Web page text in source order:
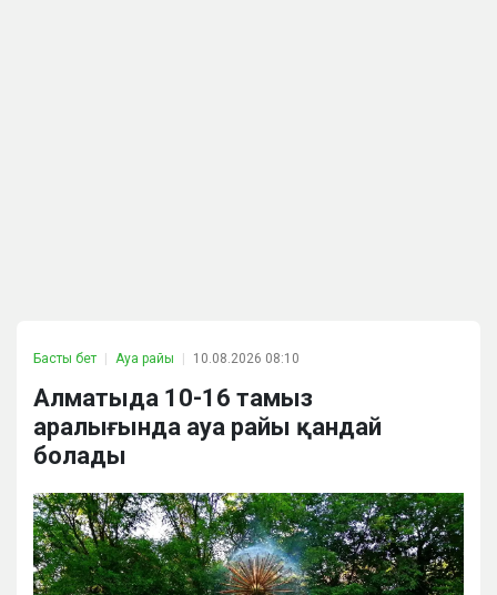
Басты бет Ауа райы 10.08.2026 08:10
Алматыда 10-16 тамыз
аралығында ауа райы қандай
болады